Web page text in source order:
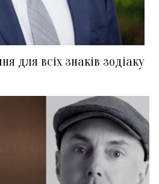
для всіх знаків зодіаку